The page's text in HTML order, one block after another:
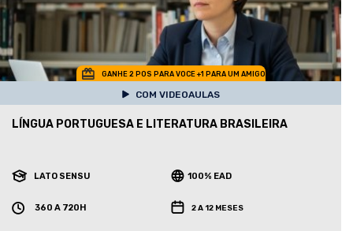
GANHE 2 POS PARA VOCE +1 PARA UM AMIGO
COM VIDEOAULAS
LÍNGUA PORTUGUESA E LITERATURA BRASILEIRA
LATO SENSU 100% EAD
360 A 720H 2 A 12 MESES